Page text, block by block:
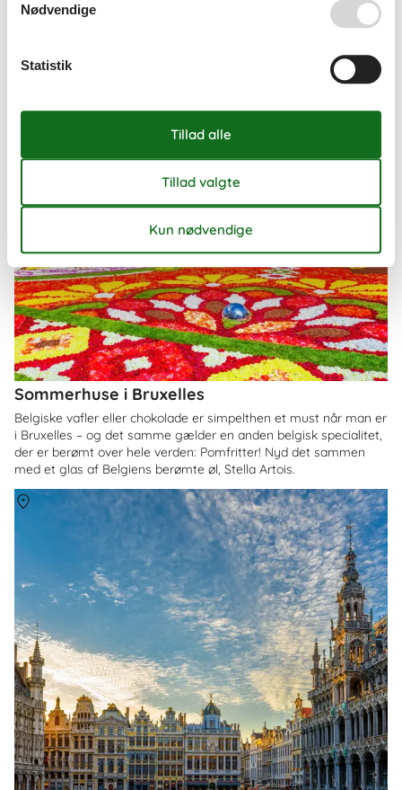
Sommerhuse i Bruxelles
Belgiske vafler eller chokolade er simpelthen et must når man er
i Bruxelles – og det samme gælder en anden belgisk specialitet,
der er berømt over hele verden: Pomfritter! Nyd det sammen
med et glas af Belgiens berømte øl, Stella Artois.
OmBruxelles
Om Belgien
Nødvendige
Statistik